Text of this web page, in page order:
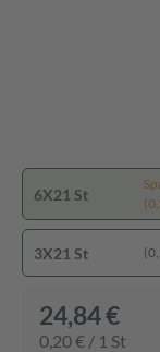
6X21 St
3X21 St
24,84 €
0,20 € / 1 St